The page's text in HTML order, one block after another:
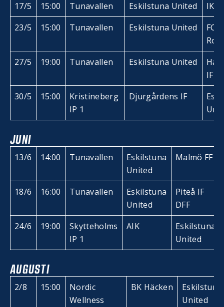
17/5
15:00 Tunavallen Eskilstuna United
IK
23/5
15:00 Tunavallen Eskilstuna United
FC
27/5
19:00 Tunavallen Eskilstuna United
IF
30/5
15:00
Kristineberg
IP 1
Djurgårdens IF
JUNI
13/6 14:00 Tunavallen
Eskilstuna
United
Malmö FF
18/6 16:00 Tunavallen
Eskilstuna
United
Piteå IF
DFF
24/6
19:00
Skytteholms
IP 1
AIK
Eskilstuna
United
AUGUSTI
2/8 15:00
Nordic
Wellness
BK Häcken
Eskilstuna
United